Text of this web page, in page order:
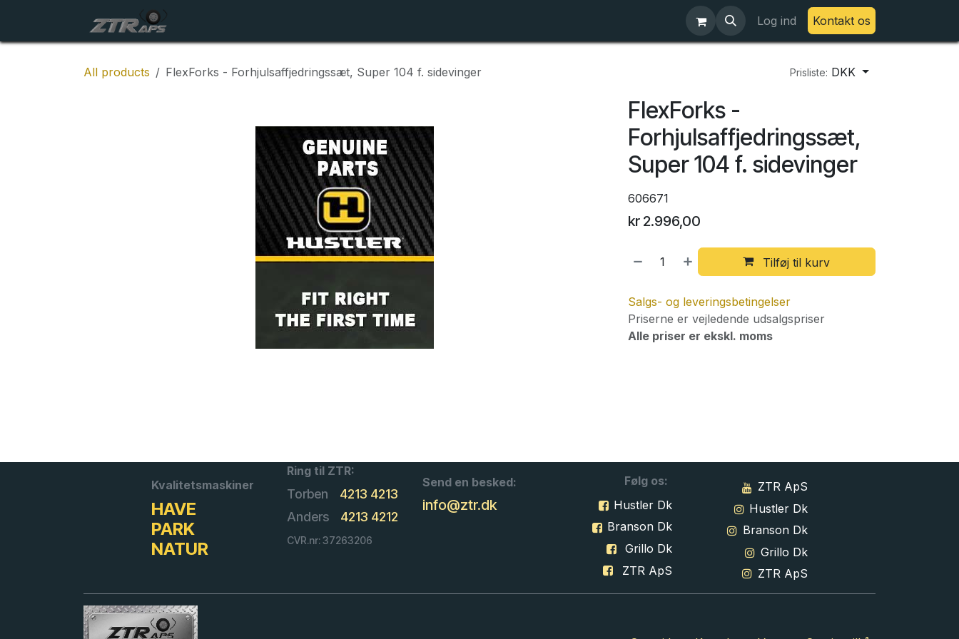
Log ind Kontakt os
All products FlexForks - Forhjulsaffjedringssæt, Super 104 f. sidevinger Prisliste: DKK
FlexForks -
Forhjulsaffjedringssæt,
Super 104 f. sidevinger
606671
kr 2.996,00
Tilføj til kurv
Salgs- og leveringsbetingelser
Priserne er vejledende udsalgspriser
Alle priser er ekskl. moms
Kvalitetsmaskiner
HAVE
PARK
NATUR
Ring til ZTR:
Torben
4213 4213
Anders
4213 4212
CVR.nr: 37263206
Send en besked:
info@ztr.dk
Følg os:
Hustler Dk
Branson Dk
Grillo Dk
ZTR ApS
ZTR ApS
Hustler Dk
Branson Dk
Grillo Dk
ZTR ApS